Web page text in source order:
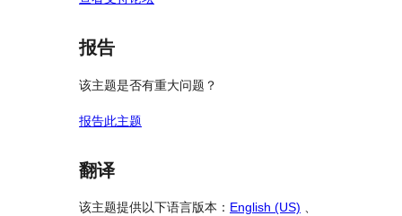
报告
该主题是否有重大问题？
报告此主题
翻译
该主题提供以下语言版本： English (US) 、